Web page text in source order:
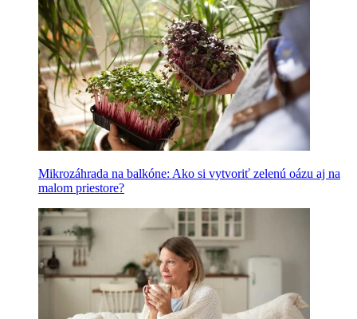
Mikrozáhrada na balkóne: Ako si vytvoriť zelenú oázu aj na
malom priestore?